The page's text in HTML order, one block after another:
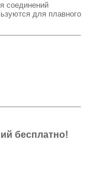
соединений
для плавного
бесплатно!